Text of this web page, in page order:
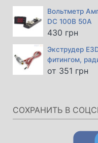
Вольтметр
DC 100В 50А
430 грн
Экструдер
фитингом,
от 351 грн
СОХРАНИТЬ В